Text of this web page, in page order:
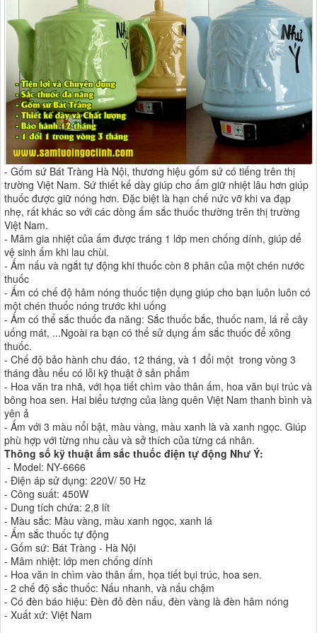
- Gốm sứ Bát Tràng Hà Nội, thương hiệu gốm sứ có tiếng trên thị
trường Việt Nam. Sứ thiết kế dày giúp cho ấm giữ nhiệt lâu hơn giúp
thuốc được giữ nóng hơn. Đặc biệt là hạn chế nức vỡ khi va đạp
nhẹ, rất khác so với các dòng ấm sắc thuốc thường trên thị trường
Việt Nam.
- Mâm gia nhiệt của ấm được tráng 1 lớp men chống dính, giúp dể
vệ sinh ấm khi lau chùi.
- Ấm nấu và ngắt tự động khi thuốc còn 8 phân của một chén nước
thuốc
- Ấm có chế độ hâm nóng thuốc tiện dụng giúp cho bạn luôn luôn có
một chén thuốc nóng trước khi uống
- Ấm có thể sắc thuốc đa năng: Sắc thuốc bắc, thuốc nam, lá rể cây
uống mát, ...Ngoài ra bạn có thể sử dụng ấm sắc thuốc để xông
thuốc.
- Chế độ bảo hành chu đáo, 12 tháng, và 1 đổi một trong vòng 3
tháng đầu nếu có lỗi kỹ thuật ở sản phẩm
- Hoa văn tra nhã, với họa tiết chìm vào thân ấm, hoa văn bụi trúc và
bông hoa sen. Hai biểu tượng của làng quên Việt Nam thanh bình và
yên ả
- Ấm với 3 màu nổi bật, màu vàng, màu xanh là và xanh ngọc. Giúp
phù hợp với từng nhu cầu và sở thích của từng cá nhân.
Thông số kỹ thuật ấm sắc thuốc điện tự động Như Ý:
- Model: NY-6666
- Điện áp sử dụng: 220V/ 50 Hz
- Công suất: 450W
- Dung tích chứa: 2,8 lít
- Màu sắc: Màu vàng, màu xanh ngọc, xanh lá
- Ấm sắc thuốc tự động
- Gốm sứ: Bát Tràng - Hà Nội
- Mâm nhiệt: lớp men chống dính
- Hoa văn in chìm vào thân ấm, họa tiết bụi trúc, hoa sen.
- 2 chế độ sắc thuốc: Nấu nhanh, và nấu chậm
- Có đèn báo hiệu: Đèn đỏ đèn nấu, đèn vàng là đèn hâm nóng
- Xuất xứ: Việt Nam